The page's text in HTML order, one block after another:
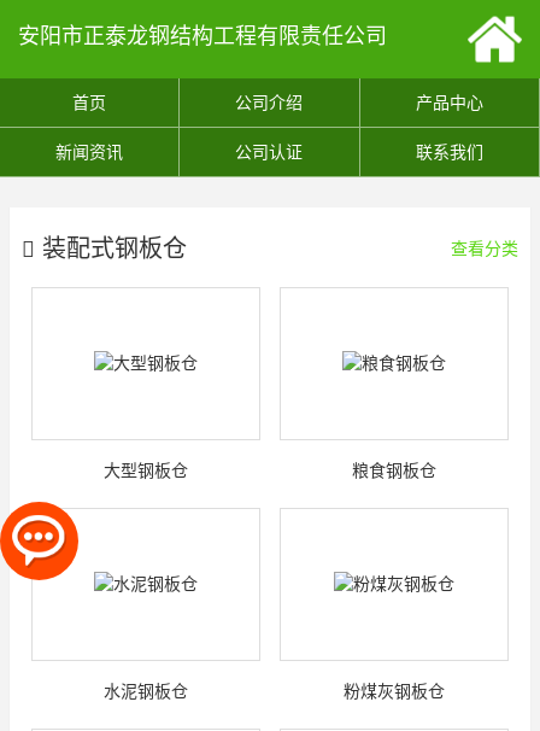
安阳市正泰龙钢结构工程有限责任公司
首页 公司介绍 产品中心
新闻资讯 公司认证 联系我们
装配式钢板仓 查看分类
大型钢板仓 粮食钢板仓
水泥钢板仓 粉煤灰钢板仓